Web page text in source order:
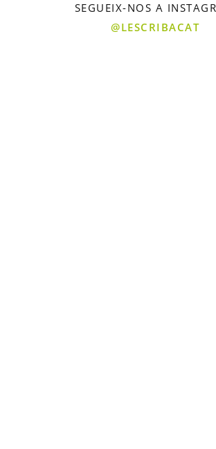
SEGUEIX-NOS A
@LESCRIBACAT